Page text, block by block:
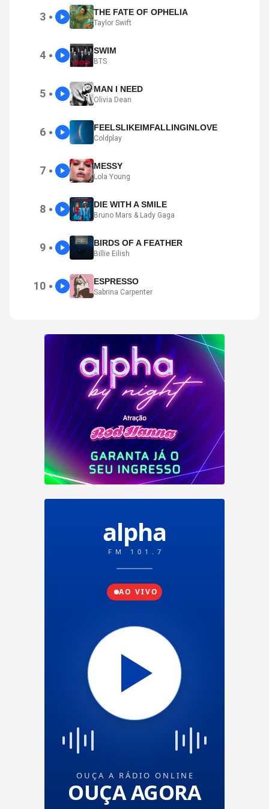
3 ● THE FATE OF OPHELIA
Taylor Swift
4 ● SWIM
BTS
5 ● MAN I NEED
Olivia Dean
6 ● FEELSLIKEIMFALLINGINLOVE
Coldplay
7 ● MESSY
Lola Young
8 ● DIE WITH A SMILE
Bruno Mars & Lady Gaga
9 ● BIRDS OF A FEATHER
Billie Eilish
10 ● ESPRESSO
Sabrina Carpenter